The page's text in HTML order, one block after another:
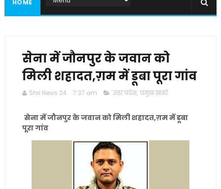
HOME
सेना में जौनपुर के जवान को
मिली शहादत,ग़म में डूबा पूरा गांव
Shri News 24 7:37 am उत्तर प्रदेश, प्रमुख खबरें
सेना में जौनपुर के जवान को मिली शहादत,ग़म में डूबा
पूरा गांव